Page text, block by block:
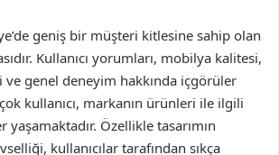
geniş bir müşteri kitlesine sahip olan
Kullanıcı yorumları, mobilya kalitesi,
genel deneyim hakkında içgörüler
kullanıcı, markanın ürünleri ile ilgili
Özellikle tasarımın
kullanıcılar tarafından sıkça